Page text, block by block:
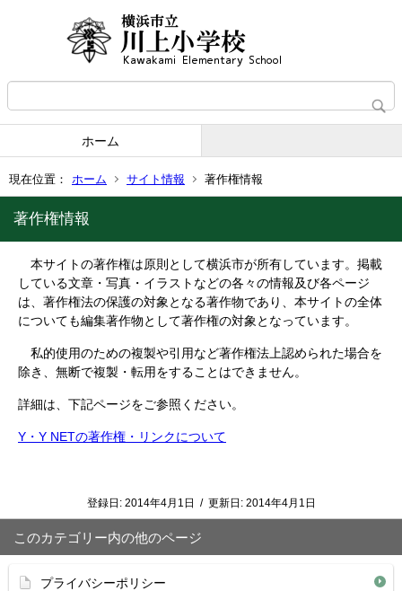
ホーム
現在位置： ホーム サイト情報 著作権情報
著作権情報
本サイトの著作権は原則として横浜市が所有しています。掲載
している文章・写真・イラストなどの各々の情報及び各ページ
は、著作権法の保護の対象となる著作物であり、本サイトの全体
についても編集著作物として著作権の対象となっています。
私的使用のための複製や引用など著作権法上認められた場合を
除き、無断で複製・転用をすることはできません。
詳細は、下記ページをご参照ください。
Y・Y NETの著作権・リンクについて
登録日: 2014年4月1日 / 更新日: 2014年4月1日
このカテゴリー内の他のページ
プライバシーポリシー